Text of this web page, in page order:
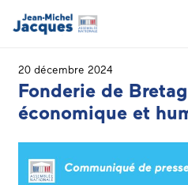
20 décembre 2024
Fonderie de
économique et